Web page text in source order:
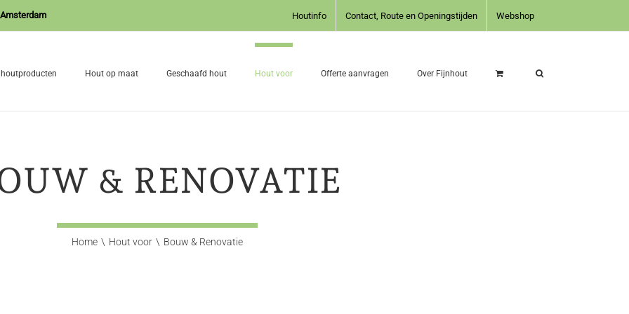
Houtinfo Contact, Route en Openingstijden Webshop
Hout op maat Geschaafd hout Hout voor Offerte aanvragen Over Fijnhout
& RENOVATIE
Home Hout voor Bouw & Renovatie